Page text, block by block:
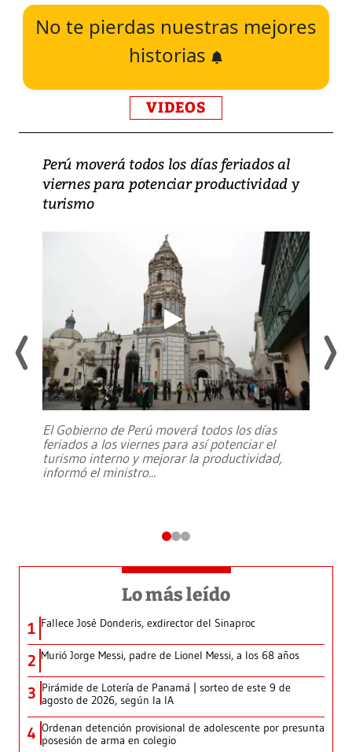
No te pierdas nuestras mejores
historias
VIDEOS
Perú moverá todos los días feriados al
viernes para potenciar productividad y
turismo
El Gobierno de Perú moverá todos los días
feriados a los viernes para así potenciar el
turismo interno y mejorar la productividad,
informó el ministro...
Lo más leído
1 Fallece José Donderis, exdirector del Sinaproc
2 Murió Jorge Messi, padre de Lionel Messi, a los 68 años
3 Pirámide de Lotería de Panamá | sorteo de este 9 de
agosto de 2026, según la IA
4 Ordenan detención provisional de adolescente por presunta
posesión de arma en colegio